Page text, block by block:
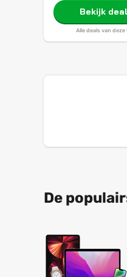
Bekijk
Alle deals van deze
De